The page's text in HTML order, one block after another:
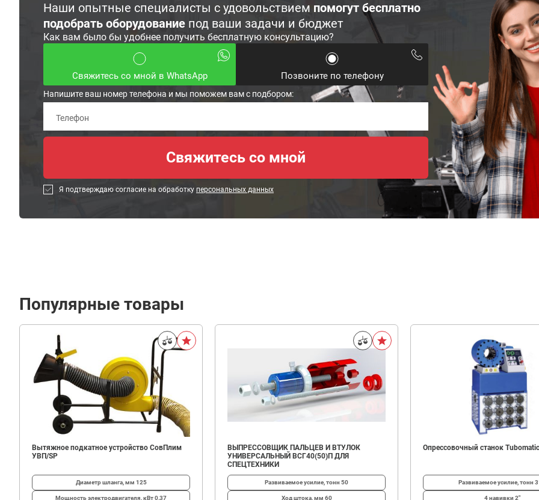
Наши опытные специалисты с удовольствием помогут бесплатно
подобрать оборудование под ваши задачи и бюджет
Как вам было бы удобнее получить бесплатную консультацию?
Свяжитесь со мной в WhatsApp Позвоните по телефону
Напишите ваш номер телефона и мы поможем вам с подбором:
Я подтверждаю согласие на обработку персональных данных
98
Популярные товары
Вытяжное подкатное устройство СовПлим
УВП/SP
Диаметр шланга, мм 125
Мощность электродвигателя, кВт0,37
ВЫПРЕССОВЩИК ПАЛЬЦЕВ И ВТУЛОК
УНИВЕРСАЛЬНЫЙ ВСГ40(50)П ДЛЯ
СПЕЦТЕХНИКИ
Развиваемое усилие, тонн 50
Ход штока, мм 60
Опрессовочный станок
Развиваемое усилие, тонн
4 навивки 2"